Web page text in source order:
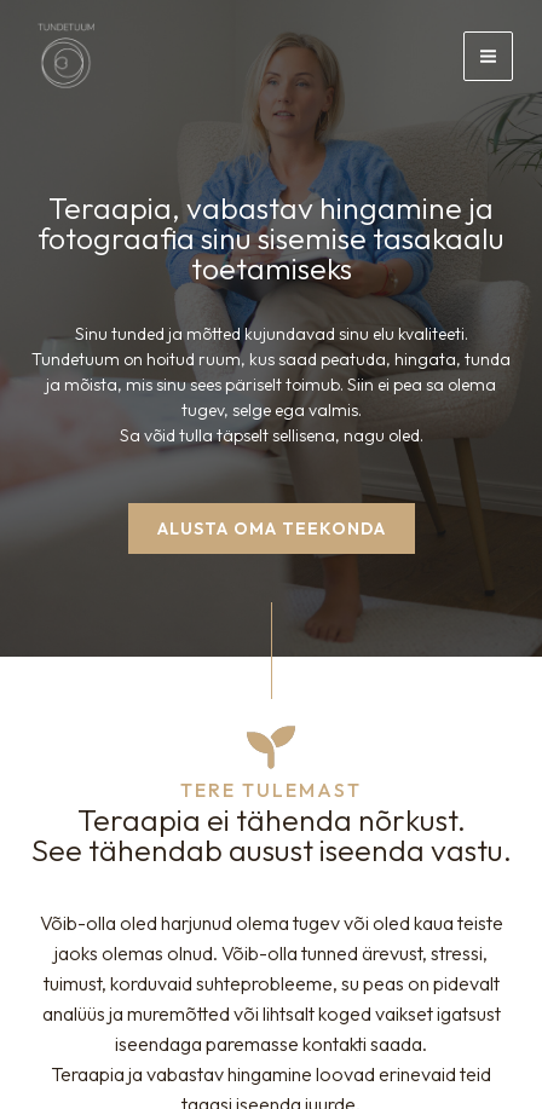
content
Teraapia, vabastav hingamine ja
fotograafia sinu sisemise tasakaalu
toetamiseks
Sinu tunded ja mõtted kujundavad sinu elu kvaliteeti.
Tundetuum on hoitud ruum, kus saad peatuda, hingata, tunda
ja mõista, mis sinu sees päriselt toimub. Siin ei pea sa olema
tugev, selge ega valmis.
Sa võid tulla täpselt sellisena, nagu oled.
ALUSTA OMA TEEKONDA
TERE TULEMAST
Teraapia ei tähenda nõrkust.
See tähendab ausust iseenda vastu.
Võib-olla oled harjunud olema tugev või oled kaua teiste
jaoks olemas olnud. Võib-olla tunned ärevust, stressi,
tuimust, korduvaid suhteprobleeme, su peas on pidevalt
analüüs ja muremõtted või lihtsalt koged vaikset igatsust
iseendaga paremasse kontakti saada.
Teraapia ja vabastav hingamine loovad erinevaid teid
tagasi iseenda juurde.